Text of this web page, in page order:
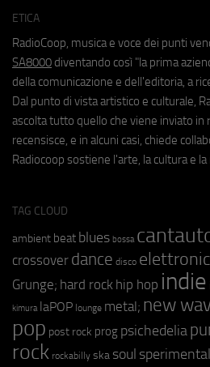
ETICA
RadioCoop, musica e voce dei punti
SA8000 diventando così "la prima
della comunicazione e dell'editoria, a
Dal punto di vista artistico e culturale,
ascolta tutto quello che viene inviato in
recensisce, e in alcuni casi, chiede
Radiocoop sostiene l'arte, la cultura e
TAG CLOUD
ambient beat blues bossa
crossover dance disco
Grunge; hard rock hip hop indie
kimura laPOP lounge metal; new
pop post rock prog psichedelia
rock rockabilly ska soul